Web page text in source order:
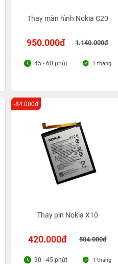
Thay màn hình Nokia C20
950.000đ 1.140.000đ
45 - 60 phút 1 tháng
Thay pin Nokia X10
420.000đ 504.000đ
-84.000đ
30 - 45 phút 1 tháng